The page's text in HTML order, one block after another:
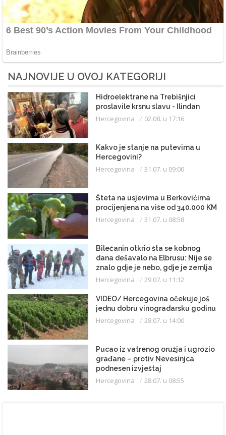
NAJNOVIJE U OVOJ KATEGORIJI
Hidroelektrane na Trebišnjici
proslavile krsnu slavu - Ilindan
Hercegovina 02.08. u 17:16
Kakvo je stanje na putevima u
Hercegovini?
Hercegovina 31.07. u 09:00
Šteta na usjevima u Berkovićima
procijenjena na više od 340.000 KM
Hercegovina 31.07. u 08:58
Bilećanin otkrio šta se kobnog
dana dešavalo na Elbrusu: Nije se
znalo gdje je nebo, gdje je zemlja
Hercegovina 29.07. u 11:12
VIDEO/ Hercegovina očekuje još
jednu dobru vinogradarsku godinu
Hercegovina 28.07. u 14:00
Pucao iz vatrenog oružja i ugrozio
građane – protiv Nevesinjca
podnesen izvještaj
Hercegovina 28.07. u 08:55